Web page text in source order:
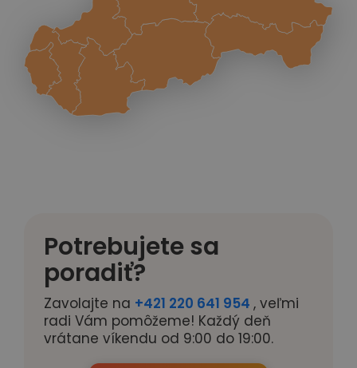
Potrebujete sa
poradiť?
Zavolajte na +421 220 641 954 , veľmi
radi Vám pomôžeme! Každý deň
vrátane víkendu od 9:00 do 19:00.